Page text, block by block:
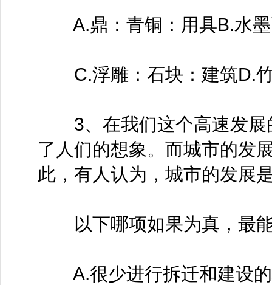
A.鼎：青铜：用具B.水墨
C.浮雕：石块：建筑D.竹
3、在我们这个高速发展
了人们的想象。而城市的发
此，有人认为，城市的发展
以下哪项如果为真，最能
A.很少进行拆迁和建设的